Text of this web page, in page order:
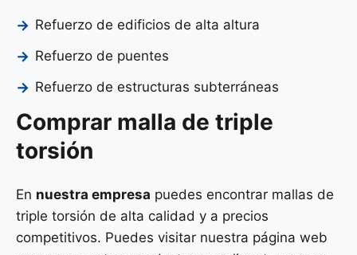
Refuerzo de edificios de alta altura
Refuerzo de puentes
Refuerzo de estructuras subterráneas
Comprar malla de triple
torsión
En nuestra empresa puedes encontrar mallas de
triple torsión de alta calidad y a precios
competitivos. Puedes visitar nuestra página web